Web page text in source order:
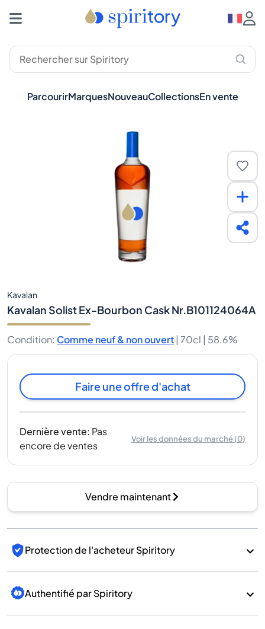
ParcourirMarquesNouveauCollectionsEn vente
Kavalan
Kavalan Solist Ex-Bourbon Cask Nr.B101124064A
Condition: Comme neuf & non ouvert | 70cl | 58.6%
Faire une offre d'achat
Dernière vente: Pas
encore de ventes
Voir les données du marché(0)
Vendre maintenant
Protection de l'acheteur Spiritory
Authentifié par Spiritory